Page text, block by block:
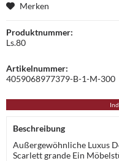
Merken
Produktnummer:
Ls.80
Artikelnummer:
4059068977379-B-1-M-300
Beschreibung
Außergewöhnliche Luxus
Scarlett grande Ein